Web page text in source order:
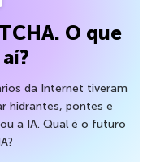
O que
da Internet tiveram
hidrantes, pontes e
a IA. Qual é o futuro